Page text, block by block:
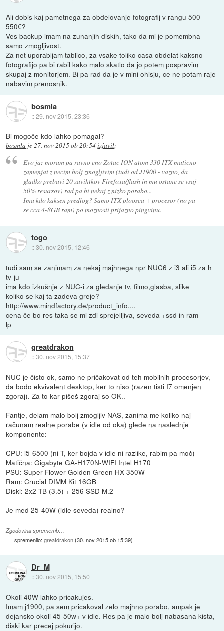
Ali dobis kaj pametnega za obdelovanje fotografij v rangu 500-
550€?
Ves backup imam na zunanjih diskih, tako da mi je pomembna
samo zmogljivost.
Za net uporabljam tablico, za vsake toliko casa obdelat kaksno
fotografijo pa bi rabil kako malo skatlo da jo potem pospravim
skupaj z monitorjem. Bi pa rad da je v mini ohisju, ce ne potam raje
nabavim prenosnik.
bosmla
::29. nov 2015, 23:36
Bi mogoče kdo lahko pomagal?
bosmla je27. nov 2015 ob 20:54izjavil:
Evo jaz moram pa ravno eno Zotac ION atom 330 ITX maticno
zamenjat z necim bolj zmogljivim (tudi od J1900 - vazno, da
gladko prebavi 20 zavihtkov Firefoxa/flash in mu ostane se vsaj
50% resursov) rad pa bi nekaj z nizko porabo...
Ima kdo kaksen predlog? Samo ITX ploosca + procesor (no pa
se cca 4-8GB ram) po moznosti prijazno pingvinu.
togo
::30. nov 2015, 12:46
tudi sam se zanimam za nekaj majhnega npr NUC6 z i3 ali i5 za h
tv-ju
ima kdo izkušnje z NUC-i za gledanje tv, filmo,glasba, slike
koliko se kaj ta zadeva greje?
http://www.mindfactory.de/product_info....
cena če bo res taka se mi zdi sprejelljiva, seveda +ssd in ram
lp
greatdrakon
::30. nov 2015, 15:37
NUC je čisto ok, samo ne pričakovat od teh mobilnih procesorjev,
da bodo ekvivalent desktop, ker to niso (razen tisti I7 omenjen
zgoraj). Za to kar pišeš zgoraj so OK..
Fantje, delam malo bolj zmogljiv NAS, zanima me koliko naj
računam realne porabe (v idle od oka) glede na naslednje
komponente:
CPU: i5-6500 (ni T, ker bojda v idle ni razlike, rabim pa moč)
Matična: Gigabyte GA-H170N-WIFI Intel H170
PSU: Super Flower Golden Green HX 350W
Ram: Crucial DIMM Kit 16GB
Diski: 2x2 TB (3.5) + 256 SSD M.2
Je med 25-40W (idle seveda) realno?
Zgodovina sprememb…
spremenilo:greatdrakon(30. nov 2015 ob 15:39)
Dr_M
::30. nov 2015, 15:50
Okoli 40W lahko pricakujes.
Imam j1900, pa sem pricakoval zelo majhno porabo, ampak je
dejansko okoli 45-50w+ v idle. Res pa je malo bolj nabasana kista,
diski kar precej pokurijo.